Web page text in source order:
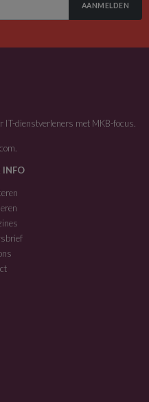
AANMELDEN
IT-dienstverleners met MKB-focus.
.
INFO